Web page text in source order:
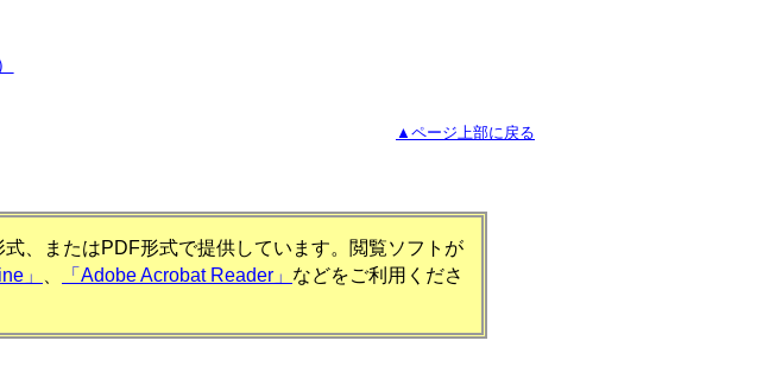
▲ページ上部に戻る
、またはPDF形式で提供しています。閲覧ソフトが
」 「Adobe Acrobat Reader」 などをご利用くださ